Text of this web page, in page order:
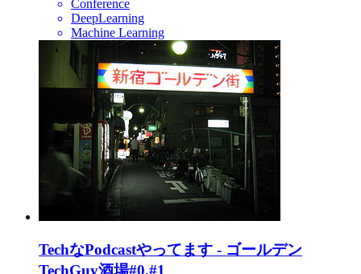
Conference
DeepLearning
Machine Learning
TechなPodcastやってます - ゴールデン
TechGuy酒場#0,#1